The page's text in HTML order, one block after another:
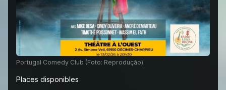
Portugal Comedy Club (Foto: Reprodução)
Places disponibles